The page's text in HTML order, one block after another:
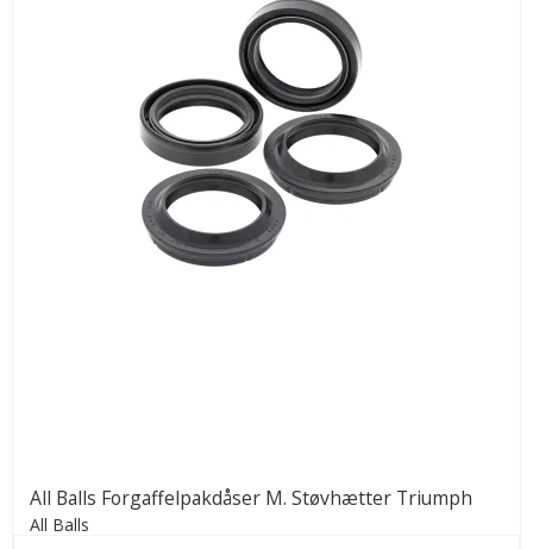
All Balls Forgaffelpakdåser M. Støvhætter Triumph
All Balls